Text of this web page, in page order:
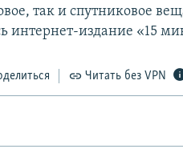
так и спутниковое
интернет-издание «15
Читать без VPN